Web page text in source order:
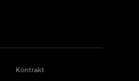
Kontrakt